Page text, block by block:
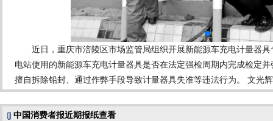
近日，重庆市涪陵区市场监管局组织开展新能源车充电计量器具
电站使用的新能源车充电计量器具是否在法定强检周期内完成检定
擅自拆除铅封、通过作弊手段导致计量器具失准等违法行为。 文光
中国消费者报近期报纸查看